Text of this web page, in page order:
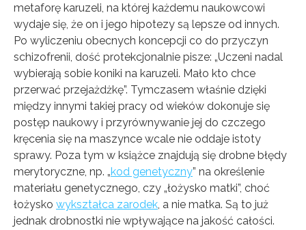
metaforę karuzeli, na której każdemu naukowcowi
wydaje się, że on i jego hipotezy są lepsze od innych.
Po wyliczeniu obecnych koncepcji co do przyczyn
schizofrenii, dość protekcjonalnie pisze: „Uczeni nadal
wybierają sobie koniki na karuzeli. Mało kto chce
przerwać przejażdżkę”. Tymczasem właśnie dzięki
między innymi takiej pracy od wieków dokonuje się
postęp naukowy i przyrównywanie jej do czczego
kręcenia się na maszynce wcale nie oddaje istoty
sprawy. Poza tym w książce znajdują się drobne błędy
merytoryczne, np. „kod genetyczny” na określenie
materiału genetycznego, czy „łożysko matki”, choć
łożysko wykształca zarodek, a nie matka. Są to już
jednak drobnostki nie wpływające na jakość całości.